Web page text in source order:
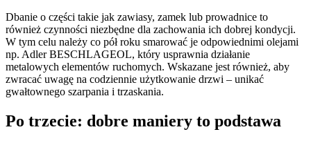
Dbanie o części takie jak zawiasy, zamek lub prowadnice to
również czynności niezbędne dla zachowania ich dobrej kondycji.
W tym celu należy co pół roku smarować je odpowiednimi olejami
np. Adler BESCHLAGEOL, który usprawnia działanie
metalowych elementów ruchomych. Wskazane jest również, aby
zwracać uwagę na codziennie użytkowanie drzwi – unikać
gwałtownego szarpania i trzaskania.
Po trzecie: dobre maniery to podstawa